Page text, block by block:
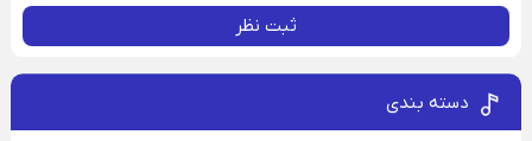
ثبت نظر
دسته بندی